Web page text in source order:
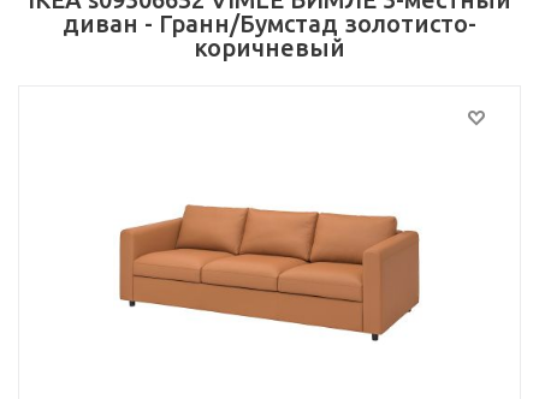
диван - Гранн/Бумстад золотисто-
коричневый